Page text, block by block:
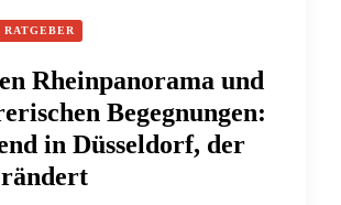
Rheinpanorama und
Begegnungen:
in Düsseldorf, der